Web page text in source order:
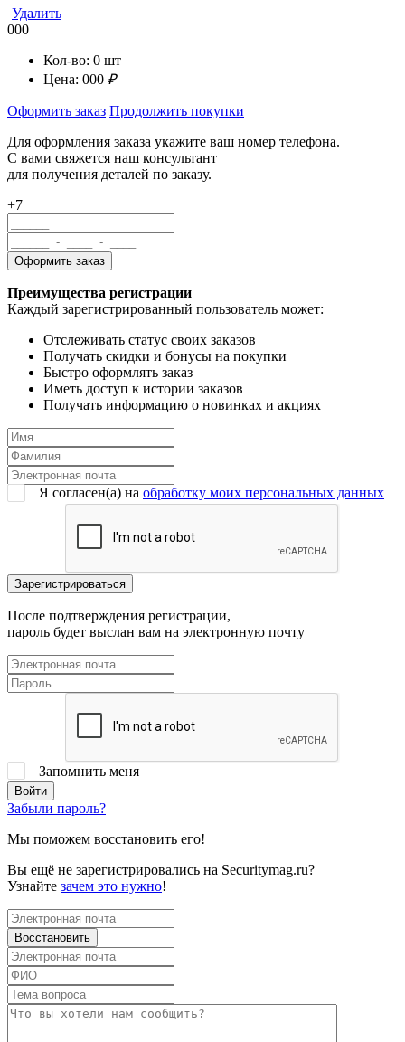
Удалить
000
Кол-во: 0 шт
Цена: 000 ₽
Оформить заказ Продолжить покупки
Для оформления заказа укажите ваш номер телефона.
С вами свяжется наш консультант
для получения деталей по заказу.
+7
Преимущества регистрации
Каждый зарегистрированный пользователь может:
Отслеживать статус своих заказов
Получать скидки и бонусы на покупки
Быстро оформлять заказ
Иметь доступ к истории заказов
Получать информацию о новинках и акциях
Я согласен(a) на обработку моих персональных данных
После подтверждения регистрации,
пароль будет выслан вам на электронную почту
Запомнить меня
Забыли пароль?
Мы поможем восстановить его!
Вы ещё не зарегистрировались на Securitymag.ru?
Узнайте зачем это нужно!